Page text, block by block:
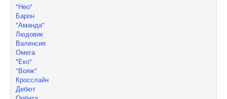
"Нео"
Барон
"Аманда"
Людовик
Валенсия
Омега
"Еко"
"Вояж"
Кросслайн
Дебют